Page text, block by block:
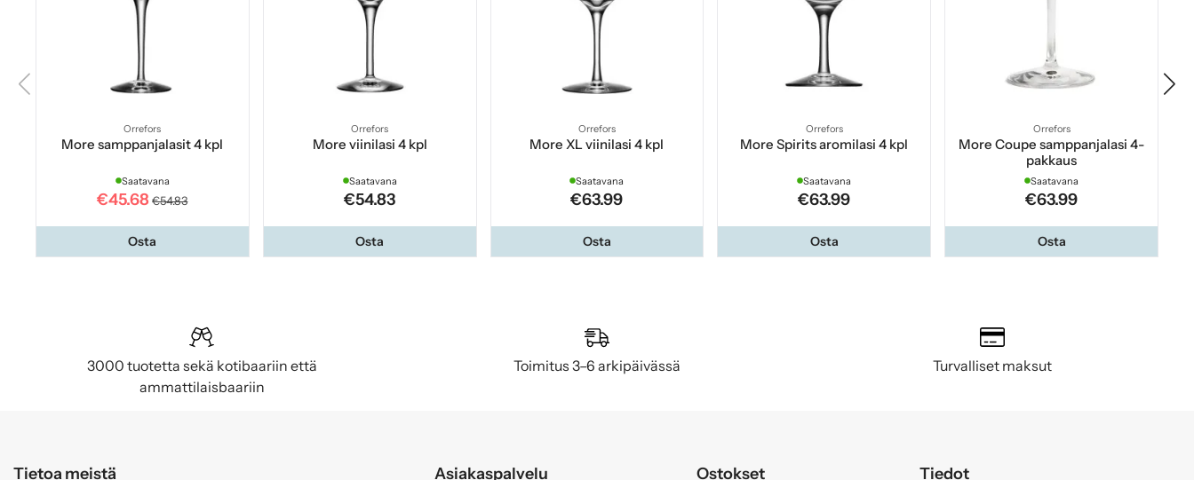
Orrefors
More samppanjalasit 4 kpl
Saatavana
€45.68 €54.83
Osta
Orrefors
More viinilasi 4 kpl
Saatavana
€54.83
Osta
Orrefors
More XL viinilasi 4 kpl
Saatavana
€63.99
Osta
Orrefors
More Spirits aromilasi 4 kpl
Saatavana
€63.99
Osta
Orrefors
More Coupe samppanjalasi 4-
pakkaus
Saatavana
€63.99
Osta
3000 tuotetta sekä kotibaariin että
ammattilaisbaariin
Toimitus 3–6 arkipäivässä Turvalliset maksut
Tietoa meistä Asiakaspalvelu Ostokset Tiedot